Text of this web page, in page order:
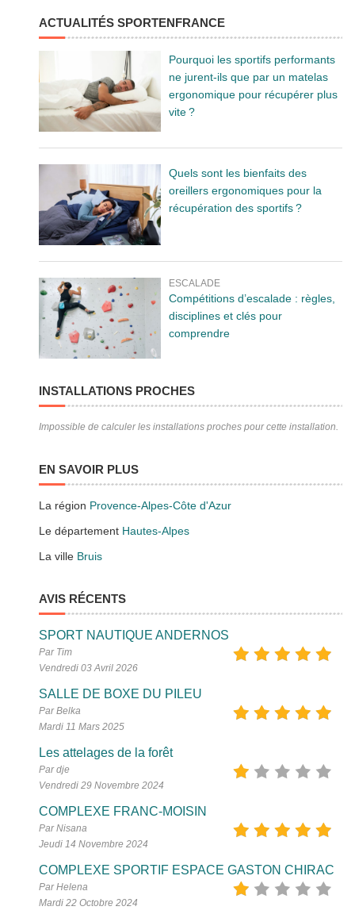
ACTUALITÉS SPORTENFRANCE
Pourquoi les sportifs performants
ne jurent-ils que par un matelas
ergonomique pour récupérer plus
vite ?
Quels sont les bienfaits des
oreillers ergonomiques pour la
récupération des sportifs ?
ESCALADE
Compétitions d’escalade : règles,
disciplines et clés pour
comprendre
INSTALLATIONS PROCHES
Impossible de calculer les installations proches pour cette installation.
EN SAVOIR PLUS
La région Provence-Alpes-Côte d'Azur
Le département Hautes-Alpes
La ville Bruis
AVIS RÉCENTS
SPORT NAUTIQUE ANDERNOS
Par Tim
Vendredi 03 Avril 2026
SALLE DE BOXE DU PILEU
Par Belka
Mardi 11 Mars 2025
Les attelages de la forêt
Par dje
Vendredi 29 Novembre 2024
COMPLEXE FRANC-MOISIN
Par Nisana
Jeudi 14 Novembre 2024
COMPLEXE SPORTIF ESPACE GASTON CHIRAC
Par Helena
Mardi 22 Octobre 2024